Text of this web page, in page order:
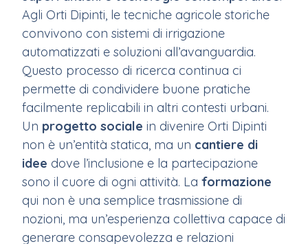
Agli Orti Dipinti, le tecniche agricole storiche
convivono con sistemi di irrigazione
automatizzati e soluzioni all’avanguardia.
Questo processo di ricerca continua ci
permette di condividere buone pratiche
facilmente replicabili in altri contesti urbani.
Un progetto sociale in divenire Orti Dipinti
non è un’entità statica, ma un cantiere di
idee dove l’inclusione e la partecipazione
sono il cuore di ogni attività. Laformazione
qui non è una semplice trasmissione di
nozioni, ma un’esperienza collettiva capace di
generare consapevolezza e relazioni